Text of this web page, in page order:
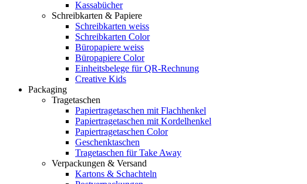
Kassabücher
Schreibkarten & Papiere
Schreibkarten weiss
Schreibkarten Color
Büropapiere weiss
Büropapiere Color
Einheitsbelege für QR-Rechnung
Creative Kids
Packaging
Tragetaschen
Papiertragetaschen mit Flachhenkel
Papiertragetaschen mit Kordelhenkel
Papiertragetaschen Color
Geschenktaschen
Tragetaschen für Take Away
Verpackungen & Versand
Kartons & Schachteln